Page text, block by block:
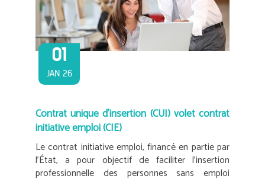
01
JAN 26
Contrat unique d’insertion (CUI) volet contrat
initiative emploi (CIE)
Le contrat initiative emploi, financé en partie par
l’État, a pour objectif de faciliter l’insertion
professionnelle des personnes sans emploi